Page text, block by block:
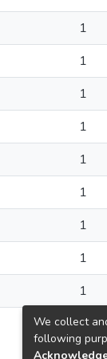
1
1
1
1
1
1
1
1
1
1
We collect
following